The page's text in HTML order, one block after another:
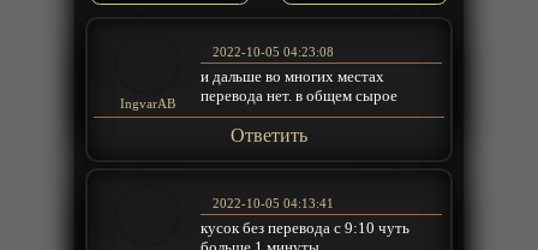
IngvarAB
2022-10-05 04:23:08
и дальше во многих местах
перевода нет. в общем сырое
Ответить
2022-10-05 04:13:41
кусок без перевода с 9:10 чуть